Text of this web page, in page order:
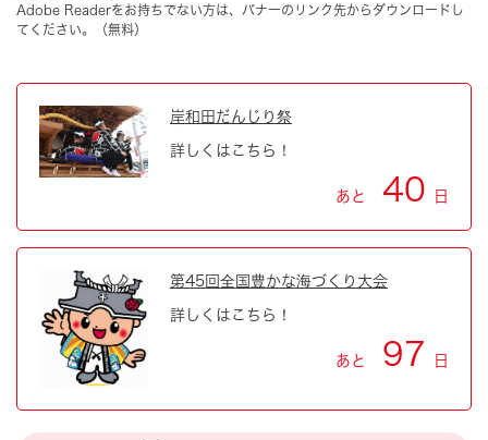
Adobe Readerをお持ちでない方は、バナーのリンク先からダウンロードし
てください。（無料）
岸和田だんじり祭
詳しくはこちら！
あと 40 日
第45回全国豊かな海づくり大会
詳しくはこちら！
あと 97 日